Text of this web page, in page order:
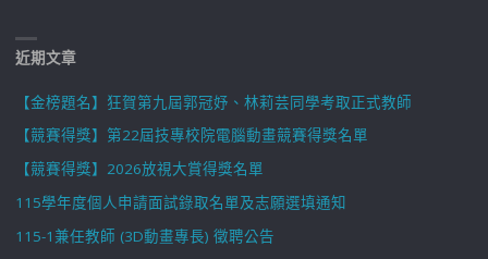
近期文章
【金榜題名】狂賀第九屆郭冠妤、林莉芸同學考取正式教師
【競賽得獎】第22屆技專校院電腦動畫競賽得獎名單
【競賽得獎】2026放視大賞得獎名單
115學年度個人申請面試錄取名單及志願選填通知
115-1兼任教師 (3D動畫專長) 徵聘公告